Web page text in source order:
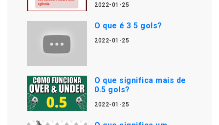
2022-01-25
O que é 3 5 gols?
2022-01-25
O que significa mais de
0.5 gols?
2022-01-25